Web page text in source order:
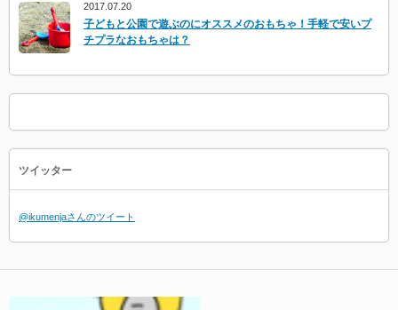
2017.07.20
子どもと公園で遊ぶのにオススメのおもちゃ！手軽で安いプ
チプラなおもちゃは？
ツイッター
@ikumenjaさんのツイート